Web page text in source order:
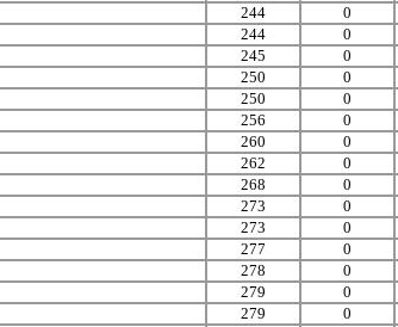
244
0
244
0
245
0
250
0
250
0
256
0
260
0
262
0
268
0
273
0
273
0
277
0
278
0
279
0
279
0